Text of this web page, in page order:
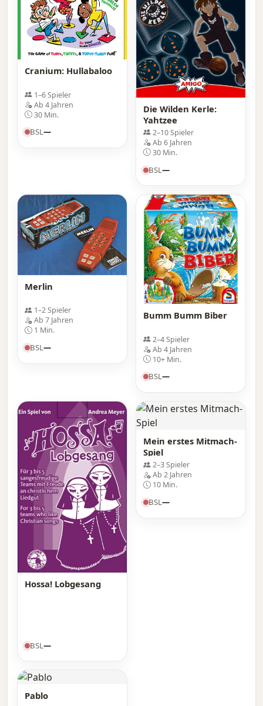
Cranium: Hullabaloo
1–6 Spieler
Ab 4 Jahren
30 Min.
BSL—
Die Wilden Kerle:
Yahtzee
2–10 Spieler
Ab 6 Jahren
30 Min.
BSL—
Merlin
1–2 Spieler
Ab 7 Jahren
1 Min.
BSL—
Bumm Bumm Biber
2–4 Spieler
Ab 4 Jahren
10+ Min.
BSL—
Hossa! Lobgesang
BSL—
Mein erstes Mitmach-
Spiel
2–3 Spieler
Ab 2 Jahren
10 Min.
BSL—
Pablo